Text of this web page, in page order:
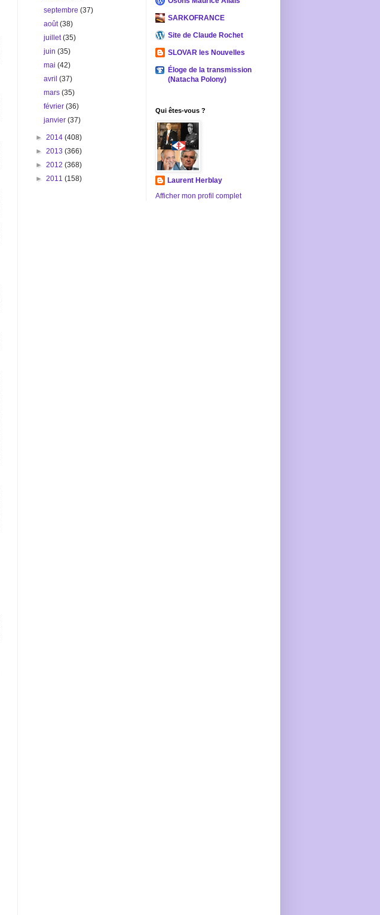
septembre(37)
août(38)
juillet(35)
juin(35)
mai(42)
avril(37)
mars(35)
février(36)
janvier(37)
► 2014 (408)
► 2013 (366)
► 2012 (368)
► 2011 (158)
SARKOFRANCE
Site de Claude Rochet
SLOVAR les Nouvelles
Éloge de la transmission
(Natacha Polony)
Qui êtes-vous ?
Laurent Herblay
Afficher mon profil complet